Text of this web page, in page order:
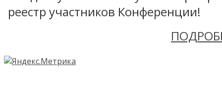
реестр участников Конференции!